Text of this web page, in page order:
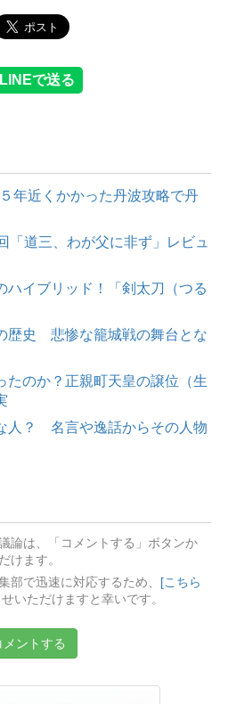
近くかかった丹波攻略で丹
「道三、わが父に非ず」レビュ
ハイブリッド！「剣太刀（つる
歴史 悲惨な籠城戦の舞台とな
たのか？正親町天皇の譲位（生
人？ 名言や逸話からその人物
論は、「コメントする」ボタンか
けます。
で迅速に対応するため、
[こちら
いただけますと幸いです。
メントする